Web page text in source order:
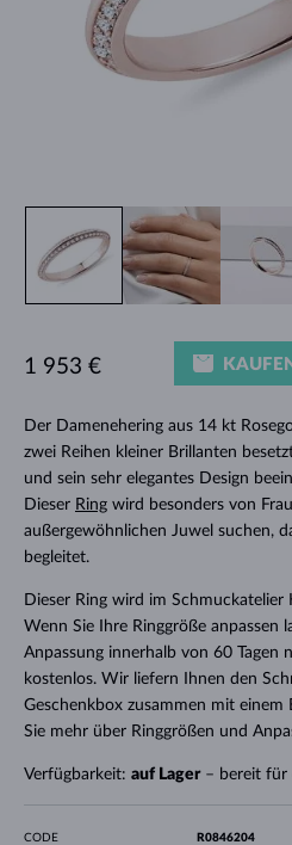
Der Damenehering aus 14 kt
zwei Reihen kleiner Brillanten
und sein sehr elegantes Design
Dieser Ringwird besonders von
außergewöhnlichen Juwel suchen,
begleitet.
Dieser Ring wird im Schmuckatelier
Wenn Sie Ihre Ringgröße anpassen
Anpassung innerhalb von 60 Tagen
kostenlos. Wir liefern Ihnen den
Geschenkbox zusammen mit
Sie mehr über Ringgrößen und
Verfügbarkeit: auf Lager– bereit für
1 953 €
CODE R0846204